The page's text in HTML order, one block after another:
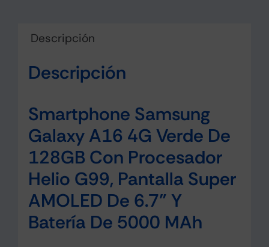
Descripción
Descripción
Smartphone Samsung
Galaxy A16 4G Verde De
128GB Con Procesador
Helio G99, Pantalla Super
AMOLED De 6.7” Y
Batería De 5000 MAh